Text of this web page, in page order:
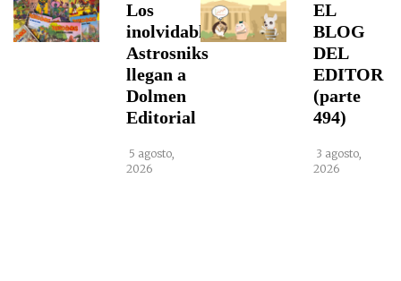
Los
inolvidables
Astrosniks
llegan a
Dolmen
Editorial
5 agosto,
2026
EL
BLOG
DEL
EDITOR
(parte
494)
3 agosto,
2026